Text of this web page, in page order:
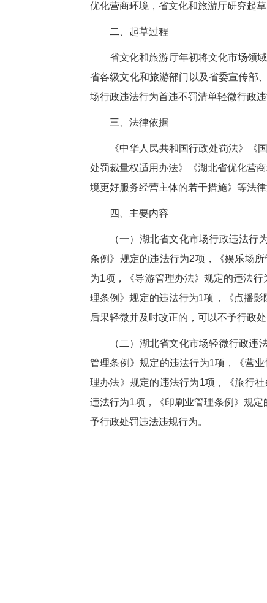
优化营商环境，省文化和旅游厅研究起
二、起草过程
省文化和旅游厅年初将文化市场领
省各级文化和旅游部门以及省委宣传部
场行政违法行为首违不罚清单轻微行政
三、法律依据
《中华人民共和国行政处罚法》
处罚裁量权适用办法》《湖北省优化营
境更好服务经营主体的若干措施》等法律
四、主要内容
（一）湖北省文化市场行政违法
条例》规定的违法行为2项，《娱乐场
为1项，《导游管理办法》规定的违法
理条例》规定的违法行为1项，《点播
后果轻微并及时改正的，可以不予行政处
（二）湖北省文化市场轻微行政
管理条例》规定的违法行为1项，《营
理办法》规定的违法行为1项，《旅行
违法行为1项，《印刷业管理条例》规
予行政处罚违法违规行为。